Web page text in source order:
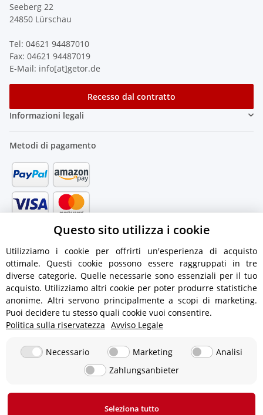
Seeberg 22
24850 Lürschau
Tel: 04621 94487010
Fax: 04621 94487019
E-Mail: info[at]getor.de
Recesso dal contratto
Informazioni legali
Metodi di pagamento
Informazioni di spedizione
!
Questo sito utilizza i cookie
Utilizziamo i cookie per offrirti un'esperienza di acquisto
ottimale. Questi cookie possono essere raggruppati in tre
diverse categorie. Quelle necessarie sono essenziali per il tuo
acquisto. Utilizziamo altri cookie per poter produrre statistiche
anonime. Altri servono principalmente a scopi di marketing.
Puoi decidere tu stesso quali cookie vuoi consentire.
Politica sulla riservatezza Avviso Legale
Necessario Marketing
Analisi
Zahlungsanbieter
Seleziona tutto